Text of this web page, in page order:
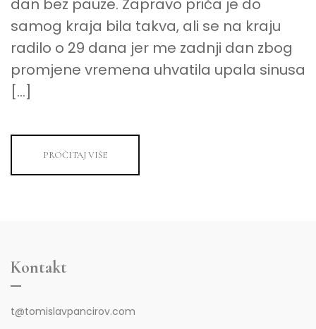
dan bez pauze. Zapravo priča je do
samog kraja bila takva, ali se na kraju
radilo o 29 dana jer me zadnji dan zbog
promjene vremena uhvatila upala sinusa
[…]
PROČITAJ VIŠE
Kontakt
t@tomislavpancirov.com